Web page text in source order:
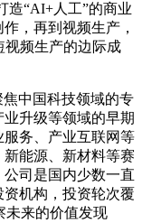
造“AI+人工”的商业
，再到视频生产，
频生产的边际成
中国科技领域的专
升级等领域的早期
务、产业互联网等
能源、新材料等赛
司是国内少数一直
机构，投资轮次覆
未来的价值发现